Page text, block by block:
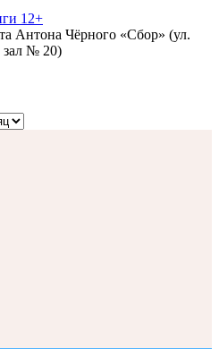
12+
Антона Чёрного «Сбор» (ул.
зал № 20)